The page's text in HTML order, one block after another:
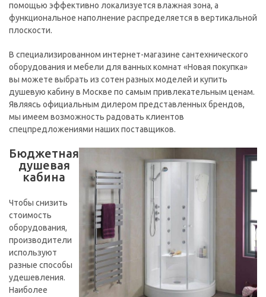
помощью эффективно локализуется влажная зона, а
функциональное наполнение распределяется в вертикальной
плоскости.
В специализированном интернет-магазине сантехнического
оборудования и мебели для ванных комнат «Новая покупка»
вы можете выбрать из сотен разных моделей и купить
душевую кабину в Москве по самым привлекательным ценам.
Являясь официальным дилером представленных брендов,
мы имеем возможность радовать клиентов
спецпредложениями наших поставщиков.
Бюджетная
душевая
кабина
Чтобы снизить
стоимость
оборудования,
производители
используют
разные способы
удешевления.
Наиболее